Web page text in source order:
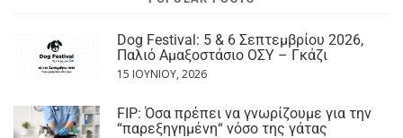
Dog Festival: 5 & 6 Σεπτεμβρίου 2026,
Παλιό Αμαξοστάσιο ΟΣΥ – Γκάζι
15 ΙΟΥΝΊΟΥ, 2026
FIP: Όσα πρέπει να γνωρίζουμε για την
“παρεξηγημένη“ νόσο της γάτας